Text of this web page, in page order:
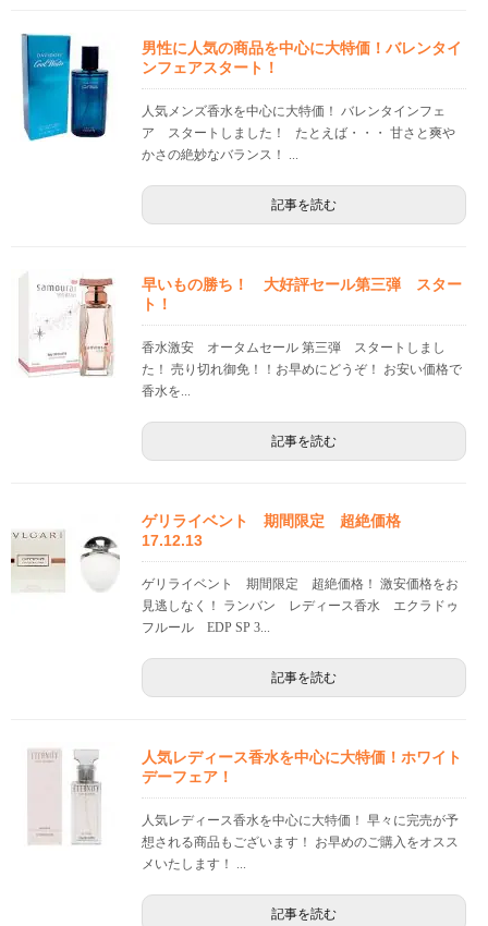
男性に人気の商品を中心に大特価！バレンタイ
ンフェアスタート！
人気メンズ香水を中心に大特価！ バレンタインフェ
ア スタートしました！ たとえば・・・ 甘さと爽や
かさの絶妙なバランス！ ...
記事を読む
早いもの勝ち！ 大好評セール第三弾 スター
ト！
香水激安 オータムセール 第三弾 スタートしまし
た！ 売り切れ御免！！お早めにどうぞ！ お安い価格で
香水を...
記事を読む
ゲリライベント 期間限定 超絶価格
17.12.13
ゲリライベント 期間限定 超絶価格！ 激安価格をお
見逃しなく！ ランバン レディース香水 エクラドゥ
フルール EDP SP 3...
記事を読む
人気レディース香水を中心に大特価！ホワイト
デーフェア！
人気レディース香水を中心に大特価！ 早々に完売が予
想される商品もございます！ お早めのご購入をオスス
メいたします！ ...
記事を読む